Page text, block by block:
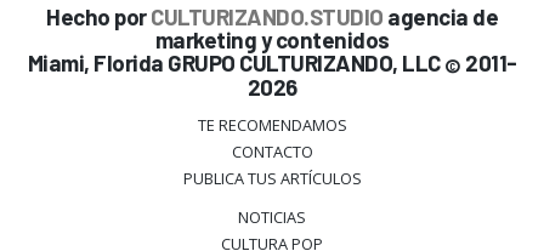
Hecho porCULTURIZANDO.STUDIO agencia de
marketing y contenidos
Miami, Florida GRUPO CULTURIZANDO, LLC © 2011-
2026
TE RECOMENDAMOS
CONTACTO
PUBLICA TUS ARTÍCULOS
NOTICIAS
CULTURA POP